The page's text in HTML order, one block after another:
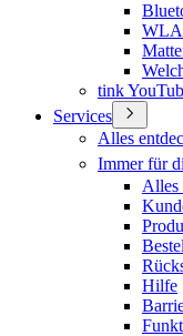
tink
Services
Alles
Immer für
Alles
Hilfe